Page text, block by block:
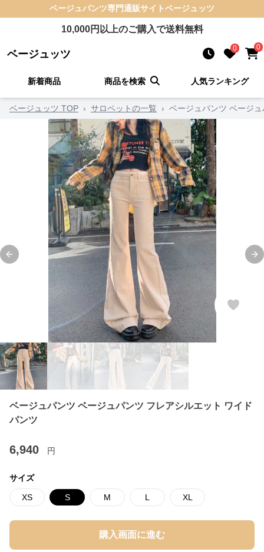
ベージュパンツ専門通販サイトベージュッツ
10,000円以上のご購入で送料無料
ベージュッツ 0 0
新着商品 商品を検索 人気ランキング
ベージュッツ TOP › サロペットの一覧 › ベージュパンツ ベージ
Previous slide
ベージュパンツ ベージュパンツ フレアシルエット ワイド
パンツ
6,940 円
サイズ
XS S M L XL
購入画面に進む